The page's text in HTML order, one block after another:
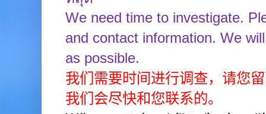
We need time to investigate.
and contact information. We
as possible.
我们需要时间进行调查，请您
我们会尽快和您联系的。